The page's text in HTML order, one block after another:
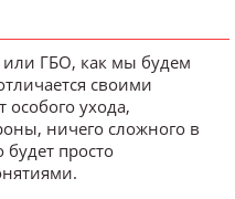
или ГБО, как мы будем
своими
особого ухода,
ничего сложного в
будет просто